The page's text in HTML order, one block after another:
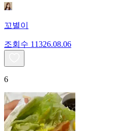
꼬별이
조회수 11326.08.06
6